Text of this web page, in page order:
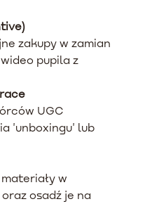
zakupy w zamian
pupila z
UGC
'unboxingu' lub
w
osadź je na